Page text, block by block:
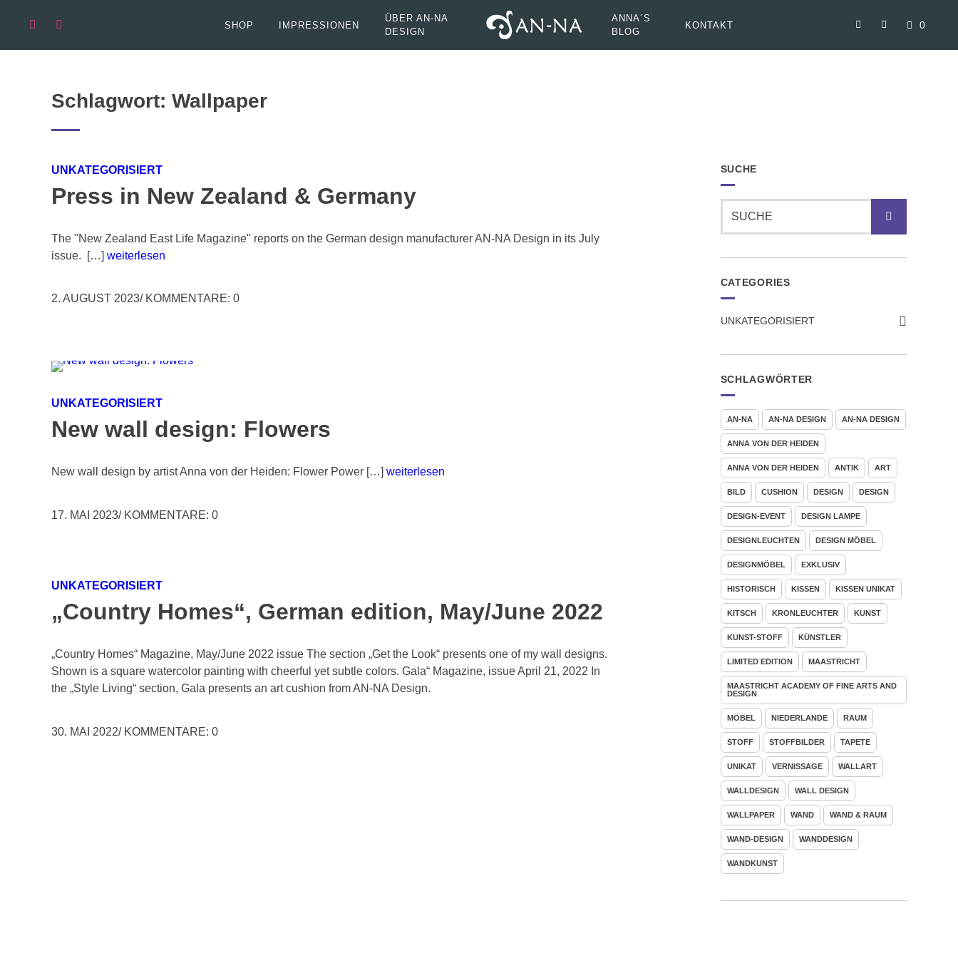
SHOP IMPRESSIONEN
ÜBER AN-NA
DESIGN
ANNA´S
BLOG
KONTAKT 0
Schlagwort: Wallpaper
SUCHE
CATEGORIES
UNKATEGORISIERT
SCHLAGWÖRTER
AN-NA AN-NA DESIGN AN-NA DESIGN
ANNA VON DER HEIDEN
ANNA VON DER HEIDEN ANTIK ART
BILD CUSHION DESIGN DESIGN
DESIGN-EVENT DESIGN LAMPE
DESIGNLEUCHTEN DESIGN MÖBEL
DESIGNMÖBEL EXKLUSIV
HISTORISCH KISSEN KISSEN UNIKAT
KITSCH KRONLEUCHTER KUNST
KUNST-STOFF KÜNSTLER
LIMITED EDITION MAASTRICHT
MAASTRICHT ACADEMY OF FINE ARTS AND
DESIGN
MÖBEL NIEDERLANDE RAUM
STOFF STOFFBILDER TAPETE
UNIKAT VERNISSAGE WALLART
WALLDESIGN WALL DESIGN
WALLPAPER WAND WAND & RAUM
WAND-DESIGN WANDDESIGN
WANDKUNST
UNKATEGORISIERT
Press in New Zealand & Germany
The "New Zealand East Life Magazine" reports on the German design manufacturer AN-NA Design in its July
issue. […] weiterlesen
2. AUGUST 2023/KOMMENTARE: 0
UNKATEGORISIERT
New wall design: Flowers
New wall design by artist Anna von der Heiden: Flower Power […] weiterlesen
17. MAI 2023/KOMMENTARE: 0
UNKATEGORISIERT
„Country Homes“, German edition, May/June 2022
„Country Homes“ Magazine, May/June 2022 issue The section „Get the Look“ presents one of my wall designs.
Shown is a square watercolor painting with cheerful yet subtle colors. Gala“ Magazine, issue April 21, 2022 In
the „Style Living“ section, Gala presents an art cushion from AN-NA Design.
30. MAI 2022/KOMMENTARE: 0